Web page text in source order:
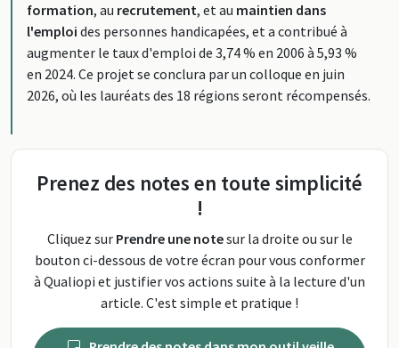
formation, au recrutement, et au maintien dans
l'emploi des personnes handicapées, et a contribué à
augmenter le taux d'emploi de 3,74 % en 2006 à 5,93 %
en 2024. Ce projet se conclura par un colloque en juin
2026, où les lauréats des 18 régions seront récompensés.
Prenez des notes en toute simplicité
!
Cliquez sur Prendre une notesur la droite ou sur le
bouton ci-dessous de votre écran pour vous conformer
à Qualiopi et justifier vos actions suite à la lecture d'un
article. C'est simple et pratique !